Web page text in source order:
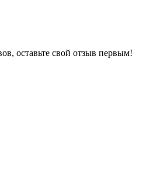
оставьте свой отзыв первым!